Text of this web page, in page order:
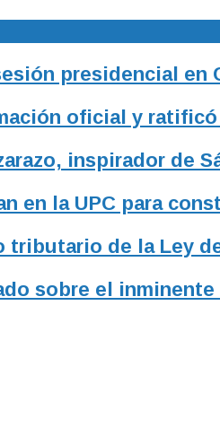
presidencial
oficial y
inspirador de
en la UPC para
tributario de la Ley
sobre el